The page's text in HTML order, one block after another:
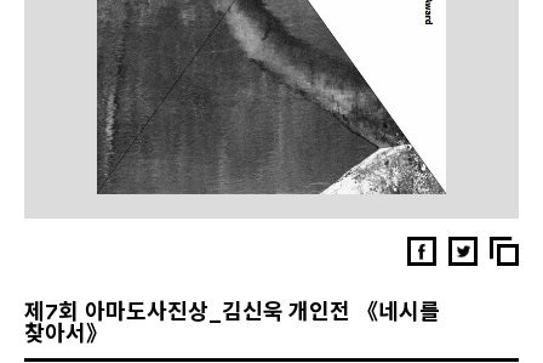
제7회 아마도사진상_김신욱 개인전 《네시를
찾아서》